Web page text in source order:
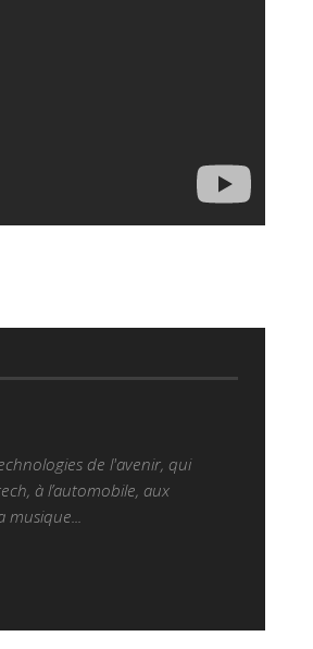
de l'avenir, qui
à l’automobile, aux